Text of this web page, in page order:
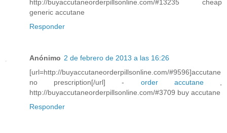
http://buyaccutaneorderpillsonline.com/#13235 cheap
generic accutane
Responder
Anónimo 2 de febrero de 2013 a las 16:26
[url=http://buyaccutaneorderpillsonline.com/#9596]accutane
no prescription[/url] - order accutane,
http://buyaccutaneorderpillsonline.com/#3709 buy accutane
Responder